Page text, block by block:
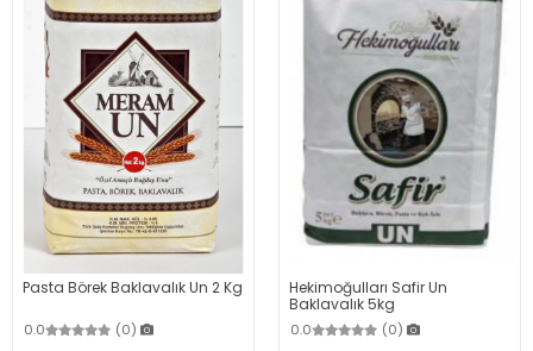
Pasta Börek Baklavalık Un 2 Kg
0.0 (0)
Hekimoğulları Safir Un
Baklavalık 5kg
0.0 (0)